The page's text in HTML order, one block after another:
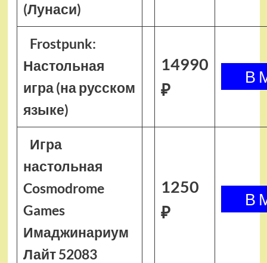
(Лунаси)
Frostpunk:
Настольная
игра (на русском
языке)
14990
₽
Игра
настольная
Cosmodrome
Games
Имаджинариум
Лайт 52083
1250
₽